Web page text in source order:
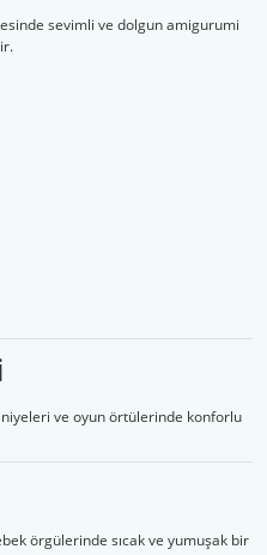
sevimli ve dolgun amigurumi
ve oyun örtülerinde konforlu
örgülerinde sıcak ve yumuşak bir